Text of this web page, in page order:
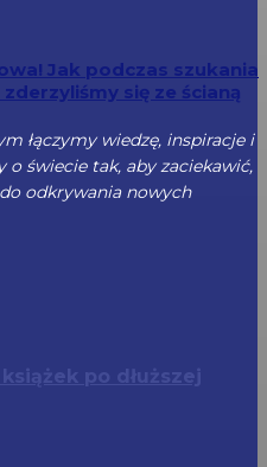
Jak podczas szukania
się ze ścianą
łączymy wiedzę, inspiracje i
o świecie tak, aby zaciekawić,
odkrywania nowych